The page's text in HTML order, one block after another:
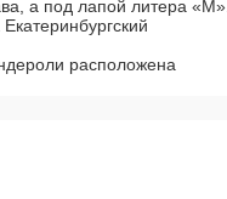
а под лапой литера «М».
расположена